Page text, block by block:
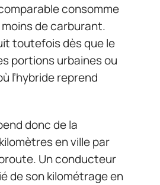
consomme
de carburant.
toutefois dès que le
portions urbaines ou
l’hybride reprend
donc de la
en ville par
Un conducteur
de son kilométrage en